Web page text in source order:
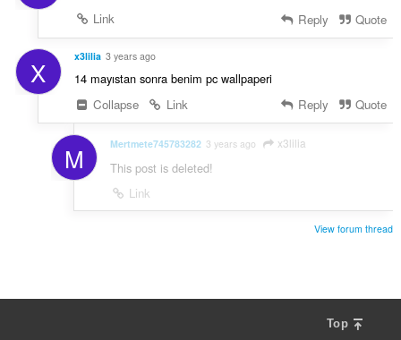
Link
Reply Quote
X x3lilia 3 years ago
14 mayıstan sonra benim pc wallpaperi
Collapse
Link Reply Quote
M Mertmete745783282 3 years ago x3lilia
This post is deleted!
Link
View forum thread
Top